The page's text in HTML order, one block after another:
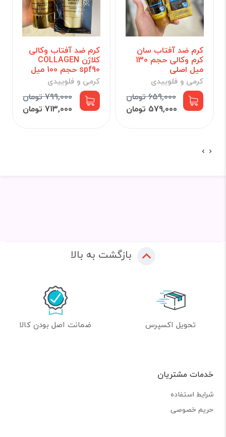
کرم ضد آفتاب سان
کرم وکالی حجم 130
میل اصلی
کرمی و فلوییدی
659,000 تومان
579,000 تومان
کرم ضد آفتاب وکالی
کلاژن COLLAGEN
spf90 حجم 100 میل
کرمی و فلوییدی
799,000 تومان
713,000 تومان
بازگشت به بالا
تحویل اکسپرس ضمانت اصل بودن کالا
خدمات مشتریان
شرایط استفاده
حریم خصوصی